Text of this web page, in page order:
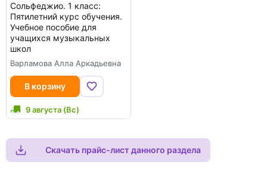
Сольфеджио. 1 класс:
Пятилетний курс обучения.
Учебное пособие для
учащихся музыкальных
школ
Варламова Алла Аркадьевна
В корзину
9 августа (Вс)
Скачать прайс-лист данного раздела